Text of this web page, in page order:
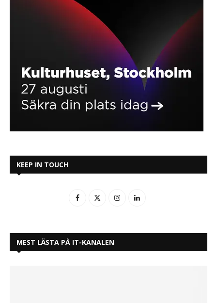
KEEP IN TOUCH
MEST LÄSTA PÅ IT-KANALEN